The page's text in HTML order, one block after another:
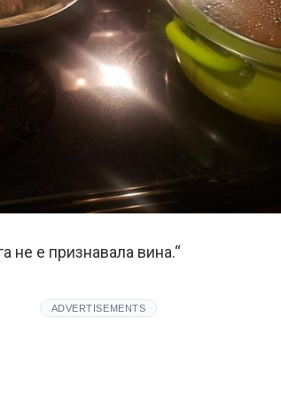
не е признавала вина.“
ADVERTISEMENTS